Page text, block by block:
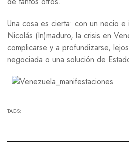
Una cosa es cierta: con un necio e
Nicolás (In)maduro, la crisis en
complicarse y a profundizarse,
negociada o una solución de
TAGS: